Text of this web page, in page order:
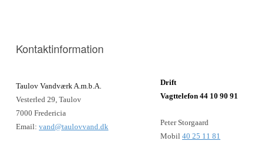
Kontaktinformation
Taulov Vandværk A.m.b.A.
Vesterled 29, Taulov
7000 Fredericia
Email: vand@taulovvand.dk
Drift
Vagttelefon 44 10 90 91
Peter Storgaard
Mobil 40 25 11 81